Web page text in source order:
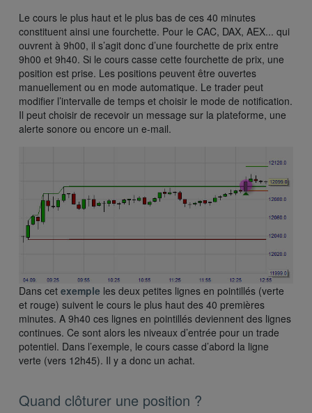
Le cours le plus haut et le plus bas de ces 40 minutes
constituent ainsi une fourchette. Pour le CAC, DAX, AEX... qui
ouvrent à 9h00, il s’agit donc d’une fourchette de prix entre
9h00 et 9h40. Si le cours casse cette fourchette de prix, une
position est prise. Les positions peuvent être ouvertes
manuellement ou en mode automatique. Le trader peut
modifier l’intervalle de temps et choisir le mode de notification.
Il peut choisir de recevoir un message sur la plateforme, une
alerte sonore ou encore un e-mail.
Dans cet exemple les deux petites lignes en pointillés (verte
et rouge) suivent le cours le plus haut des 40 premières
minutes. A 9h40 ces lignes en pointillés deviennent des lignes
continues. Ce sont alors les niveaux d’entrée pour un trade
potentiel. Dans l’exemple, le cours casse d’abord la ligne
verte (vers 12h45). Il y a donc un achat.
Quand clôturer une position ?